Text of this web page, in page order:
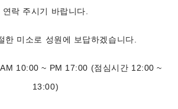
연락 주시기 바랍니다.
한 미소로 성원에 보답하겠습니다.
10:00 ~ PM 17:00 (점심시간 12:00 ~
13:00)